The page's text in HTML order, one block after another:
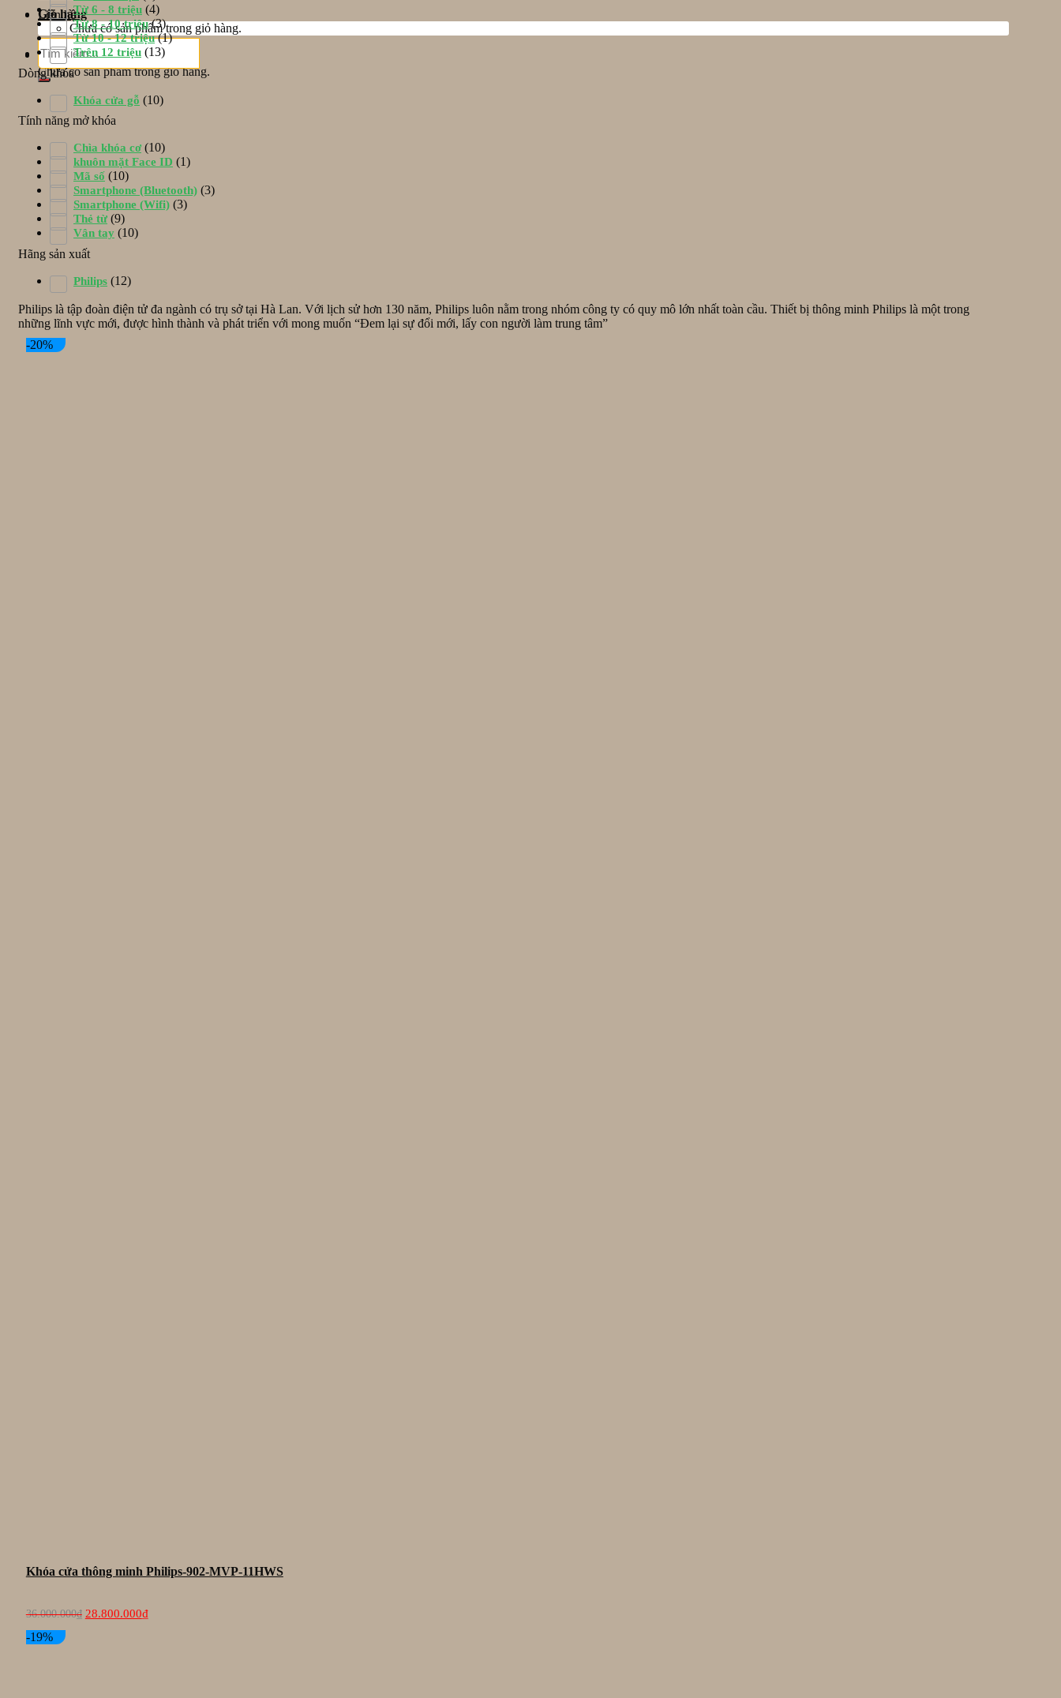
Giỏ hàng
Chưa có sản phẩm trong giỏ hàng.
Giỏ hàng
Chưa có sản phẩm trong giỏ hàng.
Liên hệ
Tìm
kiếm:
Từ 6 - 8 triệu (4)
Từ 8 - 10 triệu (3)
Từ 10 - 12 triệu (1)
Trên 12 triệu (13)
Dòng khóa
Khóa cửa gỗ (10)
Tính năng mở khóa
Chìa khóa cơ (10)
khuôn mặt Face ID (1)
Mã số (10)
Smartphone (Bluetooth) (3)
Smartphone (Wifi) (3)
Thẻ từ (9)
Vân tay (10)
Hãng sản xuất
Philips (12)
Philips là tập đoàn điện tử đa ngành có trụ sở tại Hà Lan. Với lịch sử hơn 130 năm, Philips luôn nằm trong nhóm công ty có quy mô lớn nhất toàn cầu. Thiết bị thông minh Philips là một trong
những lĩnh vực mới, được hình thành và phát triển với mong muốn “Đem lại sự đổi mới, lấy con người làm trung tâm”
-20%
Khóa cửa thông minh Philips-902-MVP-11HWS
36.000.000₫
Giá
gốc
28.800.000₫Giá
hiện
-19%